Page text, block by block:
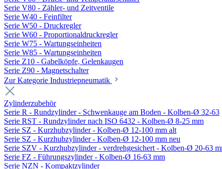
Serie V80 - Zähler- und Zeitventile
Serie W40 - Feinfilter
Serie W50 - Druckregler
Serie W60 - Proportionaldruckregler
Serie W75 - Wartungseinheiten
Serie W85 - Wartungseinheiten
Serie Z10 - Gabelköpfe, Gelenkaugen
Serie Z90 - Magnetschalter
Zur Kategorie Industriepneumatik
Zylinderzubehör
Serie R - Rundzylinder - Schwenkauge am Boden - Kolben-Ø 32-63
Serie RST - Rundzylinder nach ISO 6432 - Kolben-Ø 8-25 mm
Serie SZ - Kurzhubzylinder - Kolben-Ø 12-100 mm alt
Serie SZ - Kurzhubzylinder - Kolben-Ø 12-100 mm neu
Serie SZV - Kurzhubzylinder - verdrehgesichert - Kolben-Ø 20-63
Serie FZ - Führungszylinder - Kolben-Ø 16-63 mm
Serie NZN - Kompaktzylinder